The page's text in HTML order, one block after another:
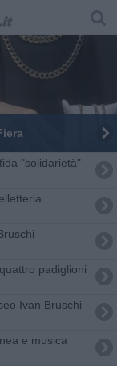
"solidarietà"
padiglioni
Ivan Bruschi
e musica